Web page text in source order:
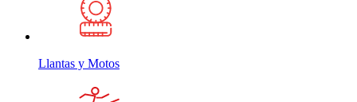
Llantas y Motos